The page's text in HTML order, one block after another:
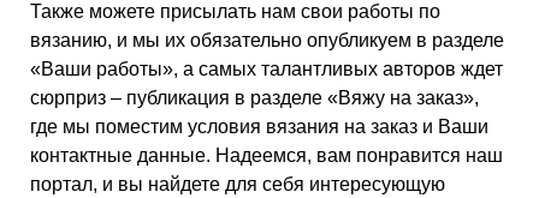
Также можете присылать нам свои работы по
вязанию, и мы их обязательно опубликуем в разделе
«Ваши работы», а самых талантливых авторов ждет
сюрприз – публикация в разделе «Вяжу на заказ»,
где мы поместим условия вязания на заказ и Ваши
контактные данные. Надеемся, вам понравится наш
портал, и вы найдете для себя интересующую